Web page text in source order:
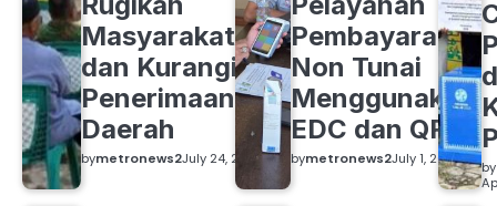
Masyarakat
dan Kurangi
Penerimaan
Daerah
bymetronews2July 24, 2026
Pembayaran
Non Tunai
Menggunakan
EDC dan QRIS
bymetronews2July 1, 2026 by